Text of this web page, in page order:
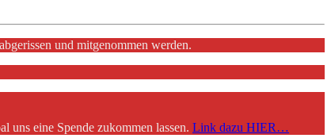
und mitgenommen werden.
uns eine Spende zukommen lassen. Link dazu HIER…